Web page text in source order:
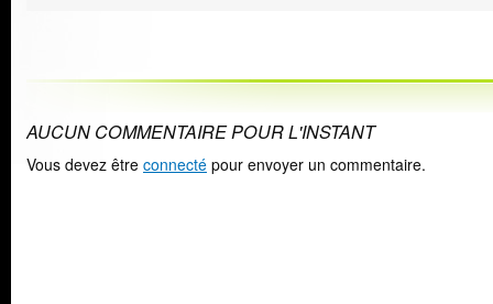
AUCUN COMMENTAIRE POUR L'INSTANT
Vous devez être connecté pour envoyer un commentaire.